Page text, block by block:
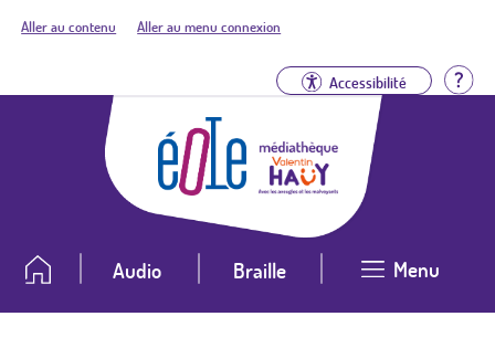
Aller au contenu Aller au menu connexion
Accessibilité
Audio Braille Menu